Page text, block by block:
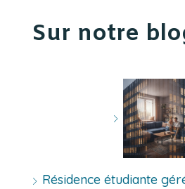
Sur notre
Résidence étudiante